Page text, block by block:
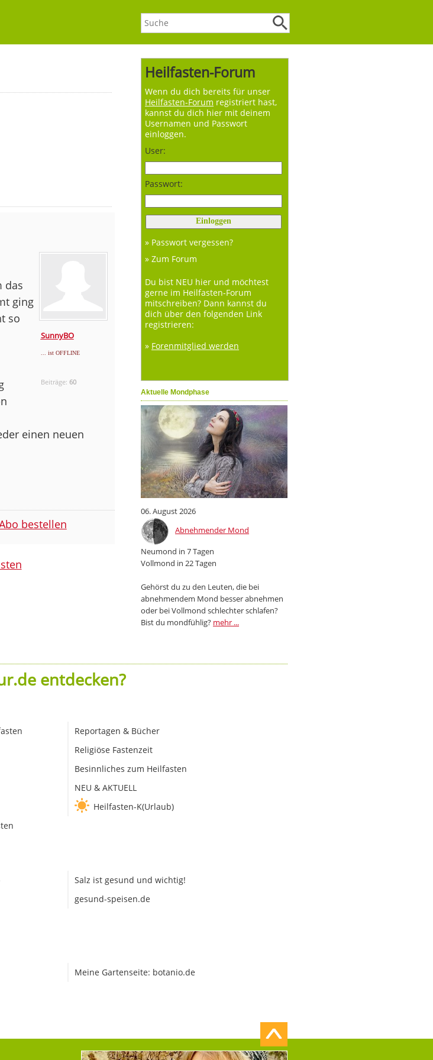
Heilfasten-Forum
Wenn du dich bereits für unser
Heilfasten-Forum registriert hast,
kannst du dich hier mit deinem
Usernamen und Passwort
einloggen.
User:
Passwort:
» Passwort vergessen?
» Zum Forum
Du bist NEU hier und möchtest
gerne im Heilfasten-Forum
mitschreiben? Dann kannst du
dich über den folgenden Link
registrieren:
» Forenmitglied werden
Aktuelle Mondphase
06. August 2026
Abnehmender Mond
Neumond in 7 Tagen
Vollmond in 22 Tagen
Gehörst du zu den Leuten, die bei
abnehmendem Mond besser abnehmen
oder bei Vollmond schlechter schlafen?
Bist du mondfühlig? mehr ...
SunnyBO
... ist OFFLINE
Beiträge: 60
das
ging
so
einen neuen
bestellen
entdecken?
Reportagen & Bücher
Religiöse Fastenzeit
Besinnliches zum Heilfasten
NEU & AKTUELL
Heilfasten-K(Urlaub)
Salz ist gesund und wichtig!
gesund-speisen.de
Meine Gartenseite: botanio.de